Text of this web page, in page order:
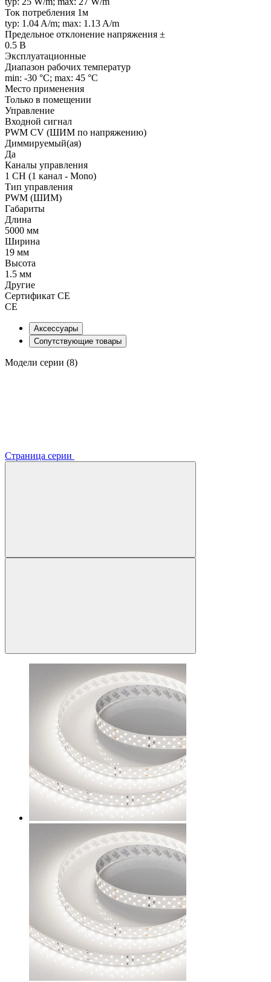
Ток потребления 1м
typ: 1.04 A/m; max: 1.13 A/m
Предельное отклонение напряжения ±
0.5 В
Эксплуатационные
Диапазон рабочих температур
min: -30 °C; max: 45 °C
Место применения
Только в помещении
Управление
Входной сигнал
PWM СV (ШИМ по напряжению)
Диммируемый(ая)
Да
Каналы управления
1 CH (1 канал - Mono)
Тип управления
PWM (ШИМ)
Габариты
Длина
5000 мм
Ширина
19 мм
Высота
1.5 мм
Другие
Сертификат CE
CE
Аксессуары
Сопутствующие товары
Модели серии (8)
Страница серии